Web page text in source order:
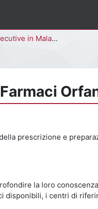
in Malattie Rare, Galenica Clinica e Farmaci Orfani
prescrizione e
la loro
disponibili, i centri di